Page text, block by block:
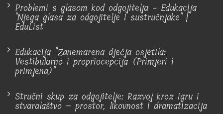
Problemi s glasom kod odgojitelja - Edukacija
"Njega glasa za odgojitelje i sustručnjake" |
EduList
Edukacija "Zanemarena dječja osjetila:
Vestibularno i propriocepcija (Primjeri i
primjena)"
Stručni skup za odgojitelje: Razvoj kroz igru i
stvaralaštvo – prostor, likovnost i dramatizacija